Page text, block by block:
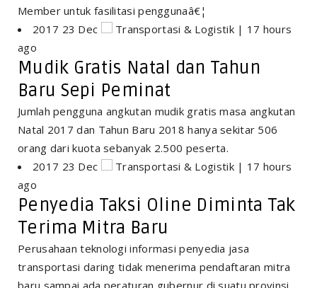
Member untuk fasilitasi penggunaâ€¦
2017 23 Dec
Transportasi & Logistik | 17 hours
ago
Mudik Gratis Natal dan Tahun
Baru Sepi Peminat
Jumlah pengguna angkutan mudik gratis masa angkutan
Natal 2017 dan Tahun Baru 2018 hanya sekitar 506
orang dari kuota sebanyak 2.500 peserta.
2017 23 Dec
Transportasi & Logistik | 17 hours
ago
Penyedia Taksi Oline Diminta Tak
Terima Mitra Baru
Perusahaan teknologi informasi penyedia jasa
transportasi daring tidak menerima pendaftaran mitra
baru sampai ada peraturan gubernur di suatu provinsi